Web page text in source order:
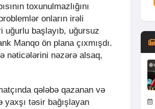
toxunulmazlığını
onların irəli
uğurlu başlayıb, uğursuz
Manqo ön plana çıxmışdı.
nəticələrini nəzərə alsaq,
qələbə qazanan və
yaxşı təsir bağışlayan